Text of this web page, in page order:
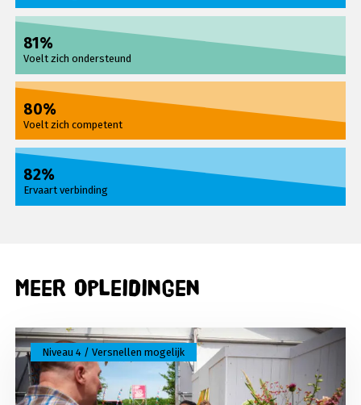
Voelt zich ondersteund
81%
Voelt zich competent
80%
Ervaart verbinding
82%
Meer opleidingen
Niveau 4 / Versnellen mogelijk
Lees meer over Medewerker evenementen